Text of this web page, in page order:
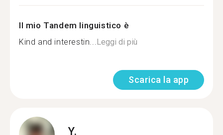
Il mio Tandem linguistico è
Kind and interestin...Leggi di più
Scarica la app
Y.